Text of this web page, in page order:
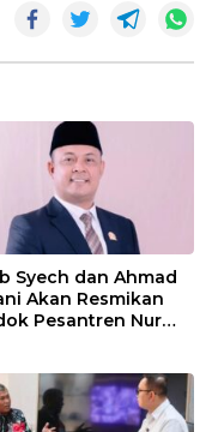
Syech dan Ahmad
Akan Resmikan
Pesantren Nur